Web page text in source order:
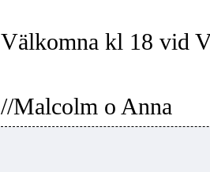
Välkomna kl 18 vid
//Malcolm o Anna